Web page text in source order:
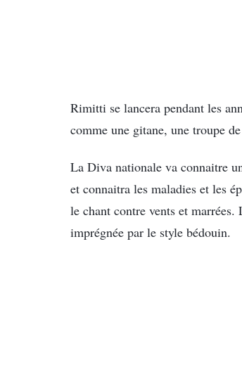
Rimitti se lancera pendant les
comme une gitane, une troupe
La Diva nationale va connaitre
et connaitra les maladies et les
le chant contre vents et
imprégnée par le style bédouin.